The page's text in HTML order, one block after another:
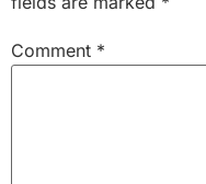
Comment *